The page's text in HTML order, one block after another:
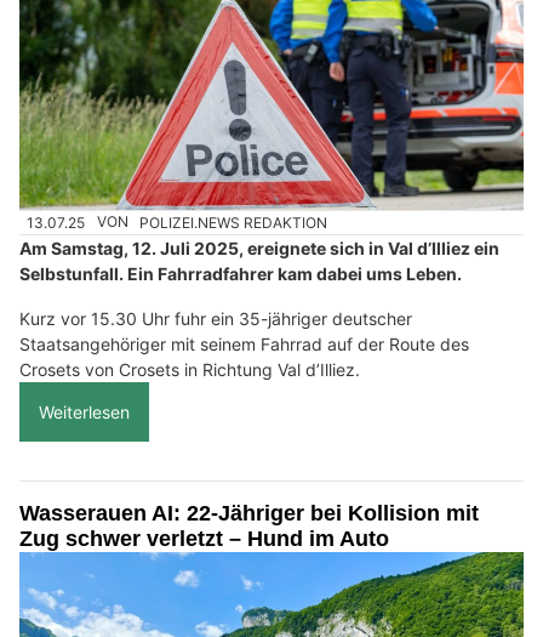
13.07.25 VON POLIZEI.NEWS REDAKTION
Am Samstag, 12. Juli 2025, ereignete sich in Val d’Illiez ein
Selbstunfall. Ein Fahrradfahrer kam dabei ums Leben.
Kurz vor 15.30 Uhr fuhr ein 35-jähriger deutscher
Staatsangehöriger mit seinem Fahrrad auf der Route des
Crosets von Crosets in Richtung Val d’Illiez.
Weiterlesen
Wasserauen AI: 22-Jähriger bei Kollision mit
Zug schwer verletzt – Hund im Auto